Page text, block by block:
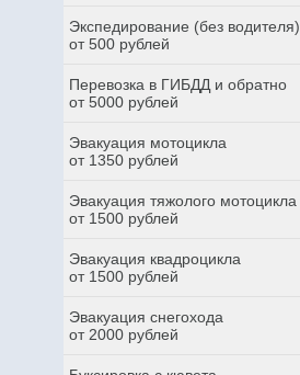
Экспедирование (без водителя)
от 500 рублей
Перевозка в ГИБДД и обратно
от 5000 рублей
Эвакуация мотоцикла
от 1350 рублей
Эвакуация тяжолого мотоцикла
от 1500 рублей
Эвакуация квадроцикла
от 1500 рублей
Эвакуация снегохода
от 2000 рублей